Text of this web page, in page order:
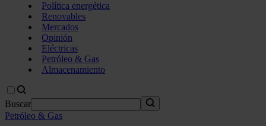
Política energética
Renovables
Mercados
Opinión
Eléctricas
Petróleo & Gas
Almacenamiento
Buscar
Petróleo & Gas